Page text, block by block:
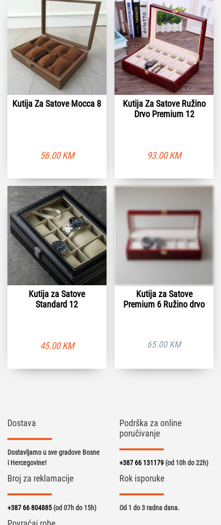
je
bila:
46.00 KM.
Kutija Za Satove Mocca 8
56.00KM
Kutija Za Satove Ružino
Drvo Premium 12
93.00KM
Kutija za Satove
Standard 12
45.00KM
Kutija za Satove
Premium 6 Ružino drvo
65.00KM
Dostava
Dostavljamo u sve gradove Bosne
i Hercegovine!
Podrška za online
poručivanje
+387 66 131179 (od 10h do 22h)
Broj za reklamacije
+387 66 804885 (od 07h do 15h)
Rok isporuke
Od 1 do 3 radna dana.